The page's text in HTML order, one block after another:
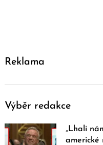
Reklama
Výběr redakce
„Lhali
americké